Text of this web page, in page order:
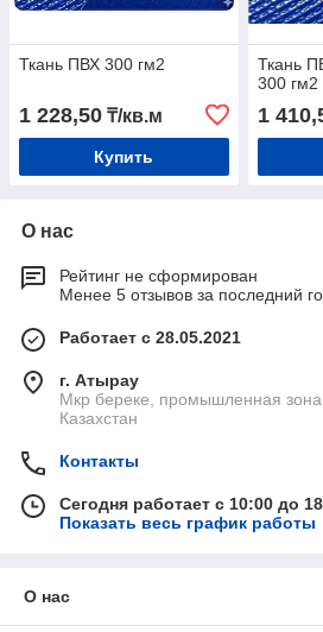
Ткань ПВХ 300 гм2
1 228,50 ₸/кв.м
Купить
Ткань
300 гм2
1
О нас
Рейтинг не сформирован
Менее 5 отзывов за последний
Работает с 28.05.2021
г. Атырау
Мкр береке, промышленная
Казахстан
Контакты
Сегодня работает с 10:00 до
Показать весь график работы
О нас